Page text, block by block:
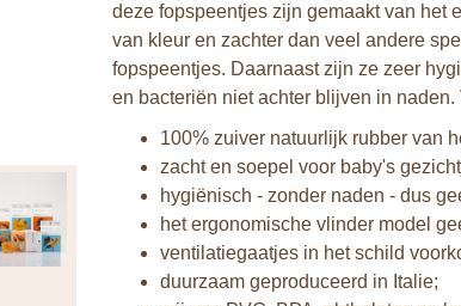
deze fopspeentjes zijn gemaakt van het
van kleur en zachter dan veel andere
fopspeentjes. Daarnaast zijn ze zeer
en bacteriën niet achter blijven in
100% zuiver natuurlijk rubber van
zacht en soepel voor baby's
hygiënisch - zonder naden - dus
het ergonomische vlinder model
ventilatiegaatjes in het schild
duurzaam geproduceerd in Italie;